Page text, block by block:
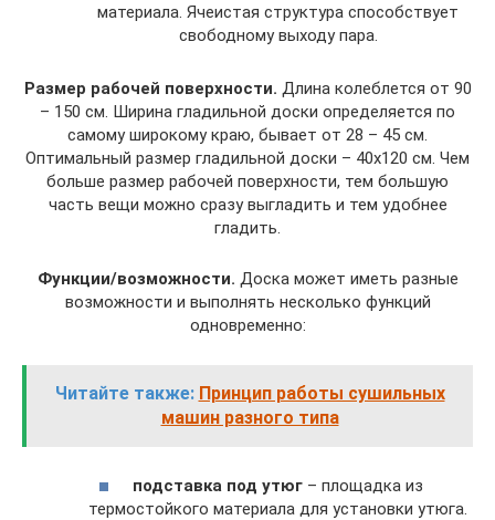
материала. Ячеистая структура способствует
свободному выходу пара.
Размер рабочей поверхности. Длина колеблется от 90
– 150 см. Ширина гладильной доски определяется по
самому широкому краю, бывает от 28 – 45 см.
Оптимальный размер гладильной доски – 40х120 см. Чем
больше размер рабочей поверхности, тем большую
часть вещи можно сразу выгладить и тем удобнее
гладить.
Функции/возможности. Доска может иметь разные
возможности и выполнять несколько функций
одновременно:
Читайте также: Принцип работы сушильных
машин разного типа
подставка под утюг – площадка из
термостойкого материала для установки утюга.